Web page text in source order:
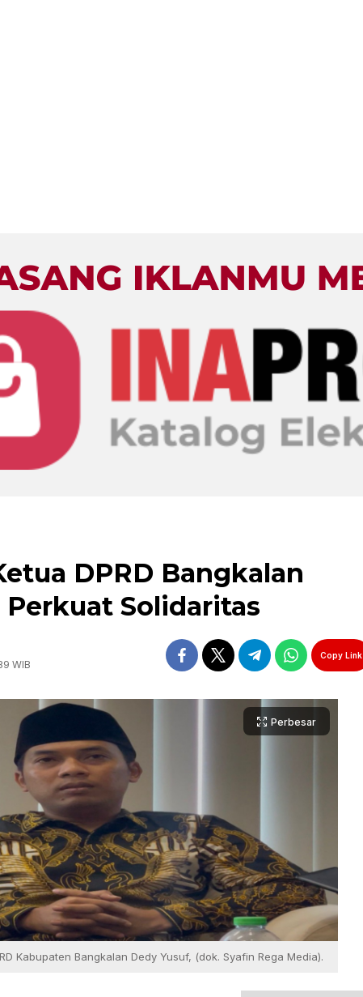
DPRD Bangkalan
Solidaritas
WIB
Copy Link
Perbesar
Kabupaten Bangkalan Dedy Yusuf, (dok. Syafin Rega Media).